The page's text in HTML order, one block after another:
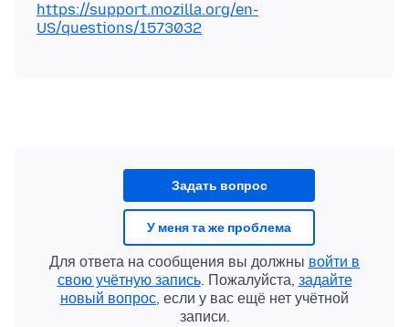
https://support.mozilla.org/en-
US/questions/1573032
Задать вопрос
У меня та же проблема
Для ответа на сообщения вы должны войти в
свою учётную запись. Пожалуйста, задайте
новый вопрос, если у вас ещё нет учётной
записи.